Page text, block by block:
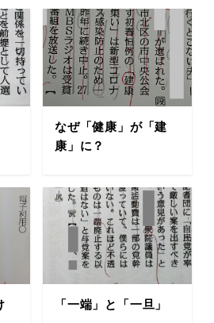
なぜ「健康」が「建
康」に？
「一端」と「一旦」